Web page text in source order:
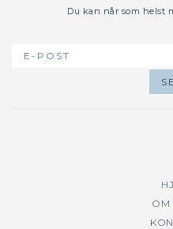
Du kan når som helst
OM